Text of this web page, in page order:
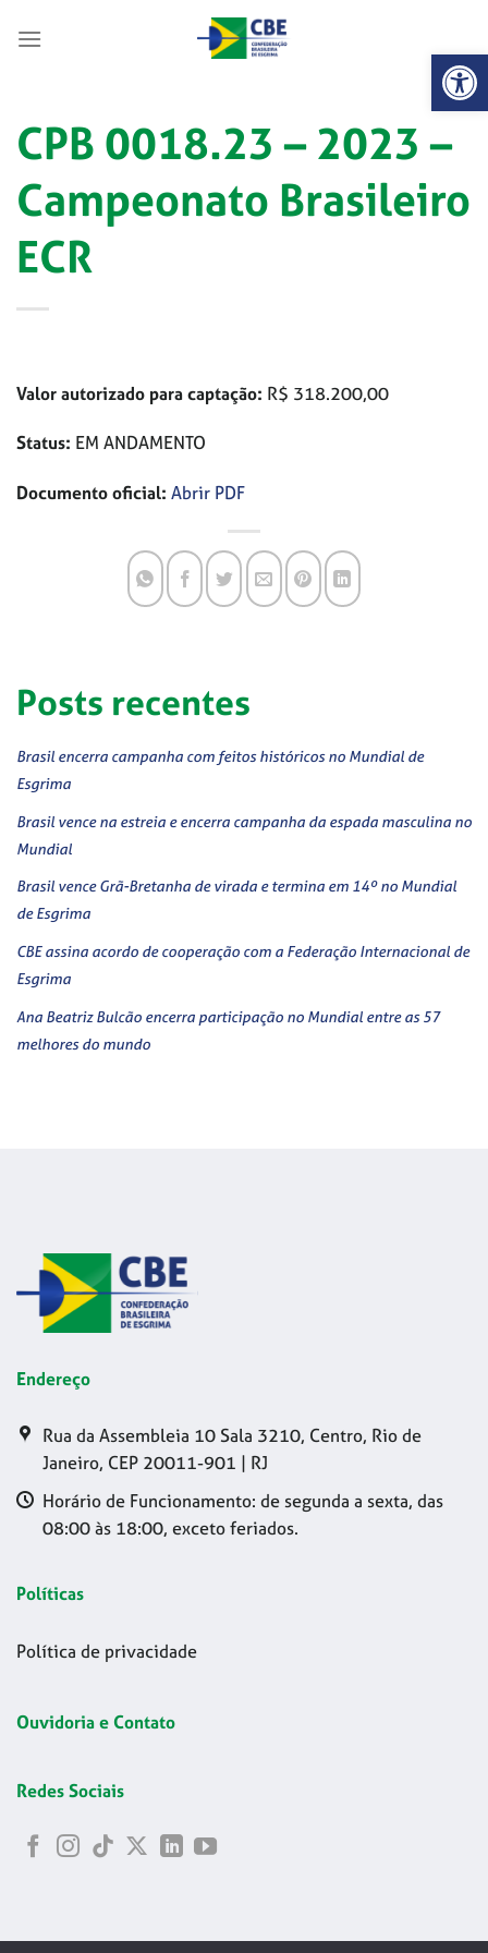
Abrir
CPB 0018.23 – 2023 –
Campeonato Brasileiro
ECR
Valor autorizado para captação: R$ 318.200,00
Status: EM ANDAMENTO
Documento oficial: Abrir PDF
Posts recentes
Brasil encerra campanha com feitos históricos no Mundial de
Esgrima
Brasil vence na estreia e encerra campanha da espada masculina no
Mundial
Brasil vence Grã-Bretanha de virada e termina em 14º no Mundial
de Esgrima
CBE assina acordo de cooperação com a Federação Internacional de
Esgrima
Ana Beatriz Bulcão encerra participação no Mundial entre as 57
melhores do mundo
Endereço
Rua da Assembleia 10 Sala 3210, Centro, Rio de
Janeiro, CEP 20011-901 | RJ
Horário de Funcionamento: de segunda a sexta, das
08:00 às 18:00, exceto feriados.
Políticas
Política de privacidade
Ouvidoria e Contato
Redes Sociais